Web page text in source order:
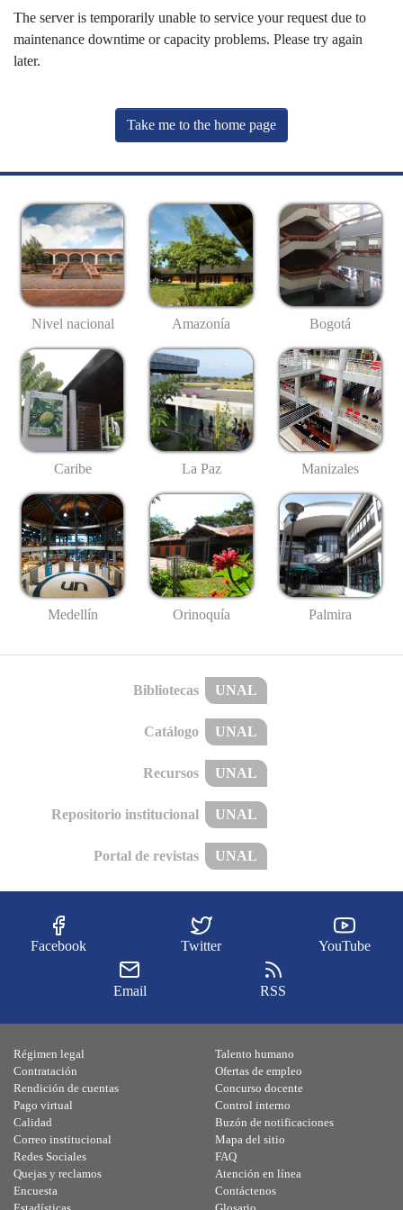
The server is temporarily unable to service your request due to
maintenance downtime or capacity problems. Please try again
later.
Take me to the home page
Nivel nacional Amazonía Bogotá
Caribe La Paz Manizales
Medellín Orinoquía Palmira
Bibliotecas UNAL
Catálogo UNAL
Recursos UNAL
Repositorio institucional UNAL
Portal de revistas UNAL
Facebook Twitter YouTube
Email RSS
Régimen legal
Contratación
Rendición de cuentas
Pago virtual
Calidad
Talento humano
Ofertas de empleo
Concurso docente
Control interno
Buzón de notificaciones
Correo institucional
Redes Sociales
Quejas y reclamos
Encuesta
Mapa del sitio
FAQ
Atención en línea
Contáctenos